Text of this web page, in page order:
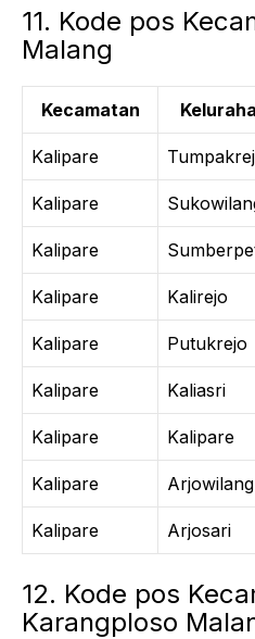
11. Kode pos
Malang
Kecamatan
Kalipare
Kalipare
Kalipare
Kalipare Kalirejo
Kalipare Putukrejo
Kalipare Kaliasri
Kalipare Kalipare
Kalipare
Kalipare Arjosari
12. Kode pos
Karangploso